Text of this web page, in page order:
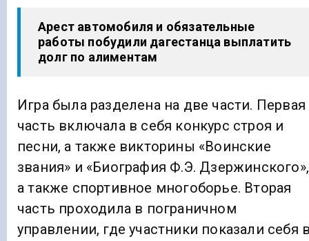
Арест автомобиля и обязательные
работы побудили дагестанца выплатить
долг по алиментам
Игра была разделена на две части. Первая
часть включала в себя конкурс строя и
песни, а также викторины «Воинские
звания» и «Биография Ф.Э. Дзержинского»,
а также спортивное многоборье. Вторая
часть проходила в пограничном
управлении, где участники показали себя